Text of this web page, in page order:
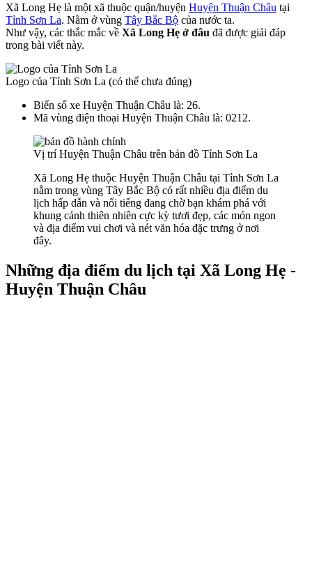
Xã Long Hẹ là một xã thuộc quận/huyện Huyện Thuận Châu tại
Tỉnh Sơn La. Nằm ở vùng Tây Bắc Bộ của nước ta.
Như vậy, các thắc mắc về Xã Long Hẹ ở đâu đã được giải đáp
trong bài viết này.
Logo của Tỉnh Sơn La (có thể chưa đúng)
Biển số xe Huyện Thuận Châu là: 26.
Mã vùng điện thoại Huyện Thuận Châu là: 0212.
Vị trí Huyện Thuận Châu trên bản đồ Tỉnh Sơn La
Xã Long Hẹ thuộc Huyện Thuận Châu tại Tỉnh Sơn La
nằm trong vùng Tây Bắc Bộ có rất nhiều địa điểm du
lịch hấp dẫn và nổi tiếng đang chờ bạn khám phá với
khung cảnh thiên nhiên cực kỳ tươi đẹp, các món ngon
và địa điểm vui chơi và nét văn hóa đặc trưng ở nơi
đây.
Những địa điểm du lịch tại Xã Long Hẹ -
Huyện Thuận Châu